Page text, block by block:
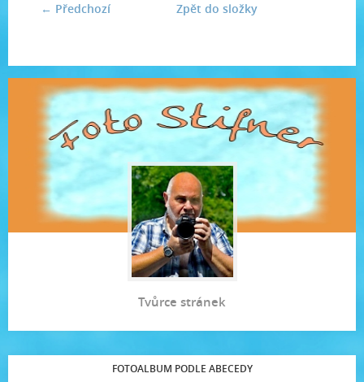
← Předchozí Zpět do složky
Tvůrce stránek
FOTOALBUM PODLE ABECEDY